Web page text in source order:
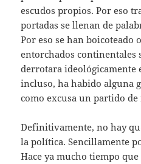
escudos propios. Por eso
portadas se llenan de
Por eso se han boicoteado
entorchados continentales
derrotara ideológicamente
incluso, ha habido alguna
como excusa un partido
Definitivamente, no hay
la política. Sencillamente
Hace ya mucho tiempo